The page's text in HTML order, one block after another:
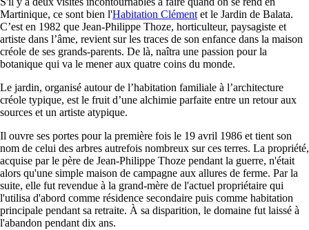
Martinique, ce sont bien l'Habitation Clément et le Jardin de Balata.
C’est en 1982 que Jean-Philippe Thoze, horticulteur, paysagiste et
artiste dans l’âme, revient sur les traces de son enfance dans la maison
créole de ses grands-parents. De là, naîtra une passion pour la
botanique qui va le mener aux quatre coins du monde.
Le jardin, organisé autour de l’habitation familiale à l’architecture
créole typique, est le fruit d’une alchimie parfaite entre un retour aux
sources et un artiste atypique.
Il ouvre ses portes pour la première fois le 19 avril 1986 et tient son
nom de celui des arbres autrefois nombreux sur ces terres. La propriété,
acquise par le père de Jean-Philippe Thoze pendant la guerre, n'était
alors qu'une simple maison de campagne aux allures de ferme. Par la
suite, elle fut revendue à la grand-mère de l'actuel propriétaire qui
l'utilisa d'abord comme résidence secondaire puis comme habitation
principale pendant sa retraite. À sa disparition, le domaine fut laissé à
l'abandon pendant dix ans.